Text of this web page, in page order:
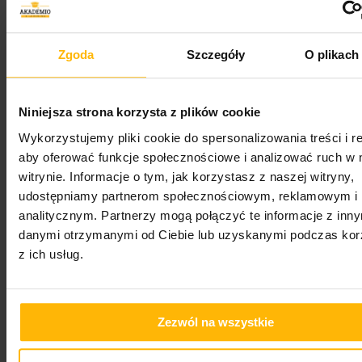
Zgoda Szczegóły O plikach
Niniejsza strona korzysta z plików cookie
Wykorzystujemy pliki cookie do spersonalizowania treści i
aby oferować funkcje społecznościowe i analizować ruch w
witrynie. Informacje o tym, jak korzystasz z naszej witryny,
udostępniamy partnerom społecznościowym, reklamowym i
analitycznym. Partnerzy mogą połączyć te informacje z
danymi otrzymanymi od Ciebie lub uzyskanymi podczas
z ich usług.
Zezwól na wszystkie
Studenci
Udostępnij:
Może spodoba się również…